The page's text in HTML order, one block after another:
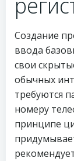
Создание
ввода
свои
обычных
требуются
номеру
принципе